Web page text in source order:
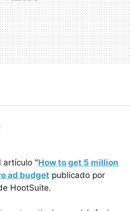
artículo "How to get 5 million
ad budget publicado por
HootSuite.